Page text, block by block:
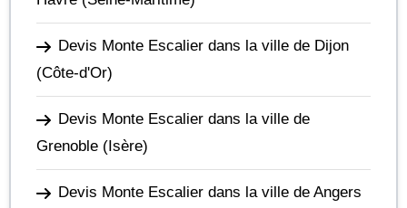
Devis Monte Escalier dans la ville de Dijon
(Côte-d'Or)
Devis Monte Escalier dans la ville de
Grenoble (Isère)
Devis Monte Escalier dans la ville de Angers